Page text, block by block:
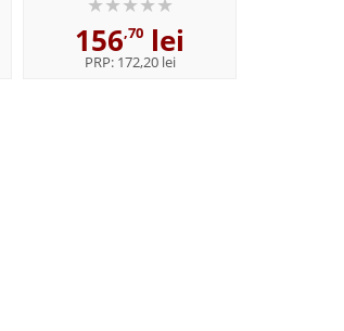
Paperback
156,70 lei
PRP: 172,20 lei